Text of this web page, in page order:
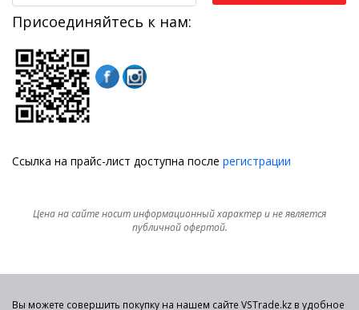
Присоединяйтесь к нам:
Ссылка на прайс-лист доступна после регистрации
Цена на сайте носит информационный характер и не является
публичной офертой.
Вы можете совершить покупку на нашем сайте VSTrade.kz в удобное